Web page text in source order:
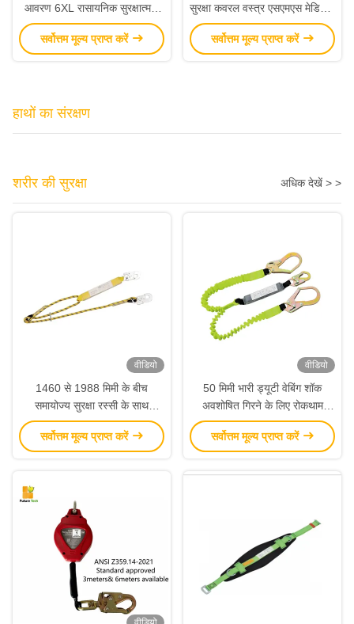
आवरण 6XL रासायनिक सुरक्षात्मक
पीपीई सूट डिस्पोजेबल
सर्वोत्तम मूल्य प्राप्त करें
सुरक्षा कवरल वस्त्र एसएमएस मेडिकल
कवरऑल सूट
सर्वोत्तम मूल्य प्राप्त करें
हाथों का संरक्षण
शरीर की सुरक्षा अधिक देखें > >
वीडियो
1460 से 1988 मिमी के बीच
समायोज्य सुरक्षा रस्सी के साथ
कोरमंटल रस्सी और पीले ऊर्जा
अवशोषक के साथ गिरने के लिए रोक
सर्वोत्तम मूल्य प्राप्त करें
वीडियो
50 मिमी भारी ड्यूटी वेबिंग शॉक
अवशोषित गिरने के लिए रोकथाम
समायोज्य लंबाई 1380 मिमी-1800
मिमी और दो पैर वाले ऊर्जा अवशोषक
सर्वोत्तम मूल्य प्राप्त करें